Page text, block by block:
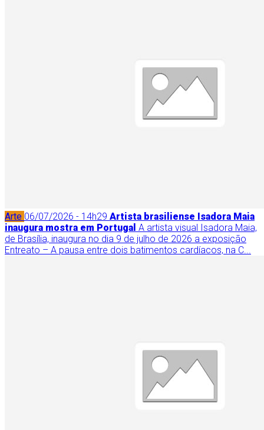
Arte 06/07/2026 - 14h29 Artista brasiliense Isadora Maia
inaugura mostra em Portugal A artista visual Isadora Maia,
de Brasília, inaugura no dia 9 de julho de 2026 a exposição
Entreato – A pausa entre dois batimentos cardíacos, na C...